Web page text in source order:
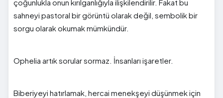
çoğunlukla onun kırılganlığıyla ilişkilendirilir. Fakat bu
sahneyi pastoral bir görüntü olarak değil, sembolik bir
sorgu olarak okumak mümkündür.
Ophelia artık sorular sormaz. İnsanları işaretler.
Biberiyeyi hatırlamak, hercai menekşeyi düşünmek için